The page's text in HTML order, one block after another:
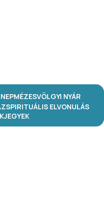
MÉZESVÖLGYI NYÁR
SPIRITUÁLIS ELVONULÁS
JEGYEK